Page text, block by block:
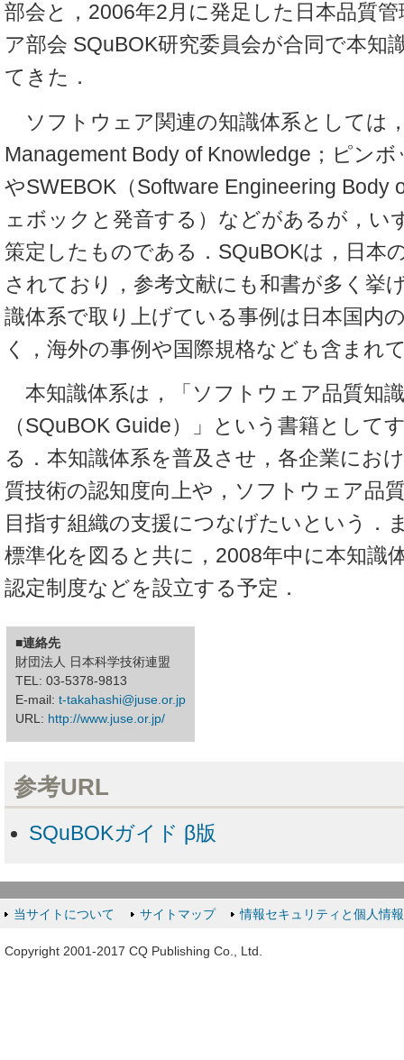
部会と，2006年2月に発足した日本品質
ア部会 SQuBOK研究委員会が合同で本知
てきた．
ソフトウェア関連の知識体系としては
Management Body of Knowledge；ピン
やSWEBOK（Software Engineering Body
ェボックと発音する）などがあるが，い
策定したものである．SQuBOKは，日本
されており，参考文献にも和書が多く挙
識体系で取り上げている事例は日本国内
く，海外の事例や国際規格なども含まれ
本知識体系は，「ソフトウェア品質知
（SQuBOK Guide）」という書籍として
る．本知識体系を普及させ，各企業にお
質技術の認知度向上や，ソフトウェア品
目指す組織の支援につなげたいという．
標準化を図ると共に，2008年中に本知識
認定制度などを設立する予定．
■連絡先
財団法人 日本科学技術連盟
TEL: 03-5378-9813
E-mail: t-takahashi@juse.or.jp
URL: http://www.juse.or.jp/
参考URL
SQuBOKガイド β版
当サイトについて サイトマップ 情報セキュリティと個人情
Copyright 2001-2017 CQ Publishing Co., Ltd.